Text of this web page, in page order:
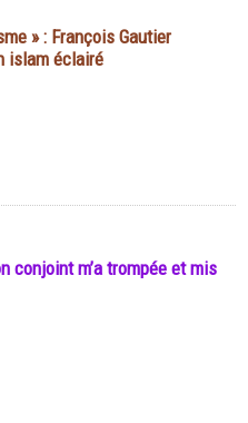
» : François Gautier
islam éclairé
conjoint m’a trompée et mis